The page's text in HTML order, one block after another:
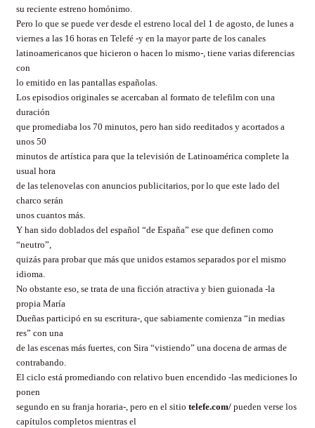
su reciente estreno homónimo.
Pero lo que se puede ver desde el estreno local del 1 de agosto, de lunes a
viernes a las 16 horas en Telefé -y en la mayor parte de los canales
latinoamericanos que hicieron o hacen lo mismo-, tiene varias diferencias
con
lo emitido en las pantallas españolas.
Los episodios originales se acercaban al formato de telefilm con una
duración
que promediaba los 70 minutos, pero han sido reeditados y acortados a
unos 50
minutos de artística para que la televisión de Latinoamérica complete la
usual hora
de las telenovelas con anuncios publicitarios, por lo que este lado del
charco serán
unos cuantos más.
Y han sido doblados del español “de España” ese que definen como
“neutro”,
quizás para probar que más que unidos estamos separados por el mismo
idioma.
No obstante eso, se trata de una ficción atractiva y bien guionada -la
propia María
Dueñas participó en su escritura-, que sabiamente comienza “in medias
res” con una
de las escenas más fuertes, con Sira “vistiendo” una docena de armas de
contrabando.
El ciclo está promediando con relativo buen encendido -las mediciones lo
ponen
segundo en su franja horaria-, pero en el sitio telefe.com/ pueden verse los
capítulos completos mientras el